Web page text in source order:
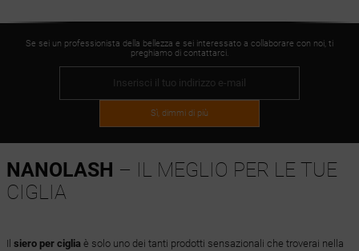
Se sei un professionista della bellezza e sei interessato a collaborare con noi, ti
preghiamo di contattarci.
Sì, dimmi di più
NANOLASH – IL MEGLIO PER LE TUE
CIGLIA
Il siero per cigliaè solo uno dei tanti prodotti sensazionali che troverai nella